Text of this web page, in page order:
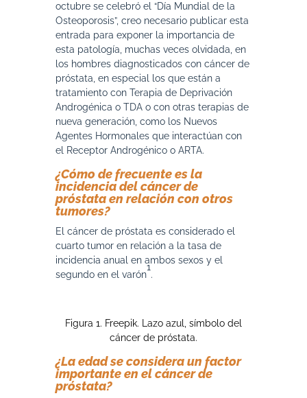
octubre se celebró el “Día Mundial de la
Osteoporosis”, creo necesario publicar esta
entrada para exponer la importancia de
esta patología, muchas veces olvidada, en
los hombres diagnosticados con cáncer de
próstata, en especial los que están a
tratamiento con Terapia de Deprivación
Androgénica o TDA o con otras terapias de
nueva generación, como los Nuevos
Agentes Hormonales que interactúan con
el Receptor Androgénico o ARTA.
¿Cómo de frecuente es la
incidencia del cáncer de
próstata en relación con otros
tumores?
El cáncer de próstata es considerado el
cuarto tumor en relación a la tasa de
incidencia anual en ambos sexos y el
segundo en el varón
1
.
Figura 1. Freepik. Lazo azul, símbolo del
cáncer de próstata.
¿La edad se considera un factor
importante en el cáncer de
próstata?